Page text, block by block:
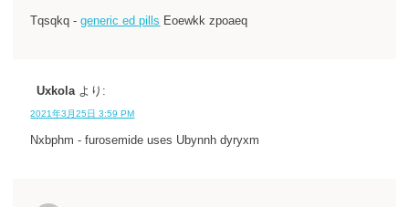
Tqsqkq -generic ed pills Eoewkk zpoaeq
Uxkola より:
2021年3月25日 3:59 PM
Nxbphm - furosemide uses Ubynnh dyryxm